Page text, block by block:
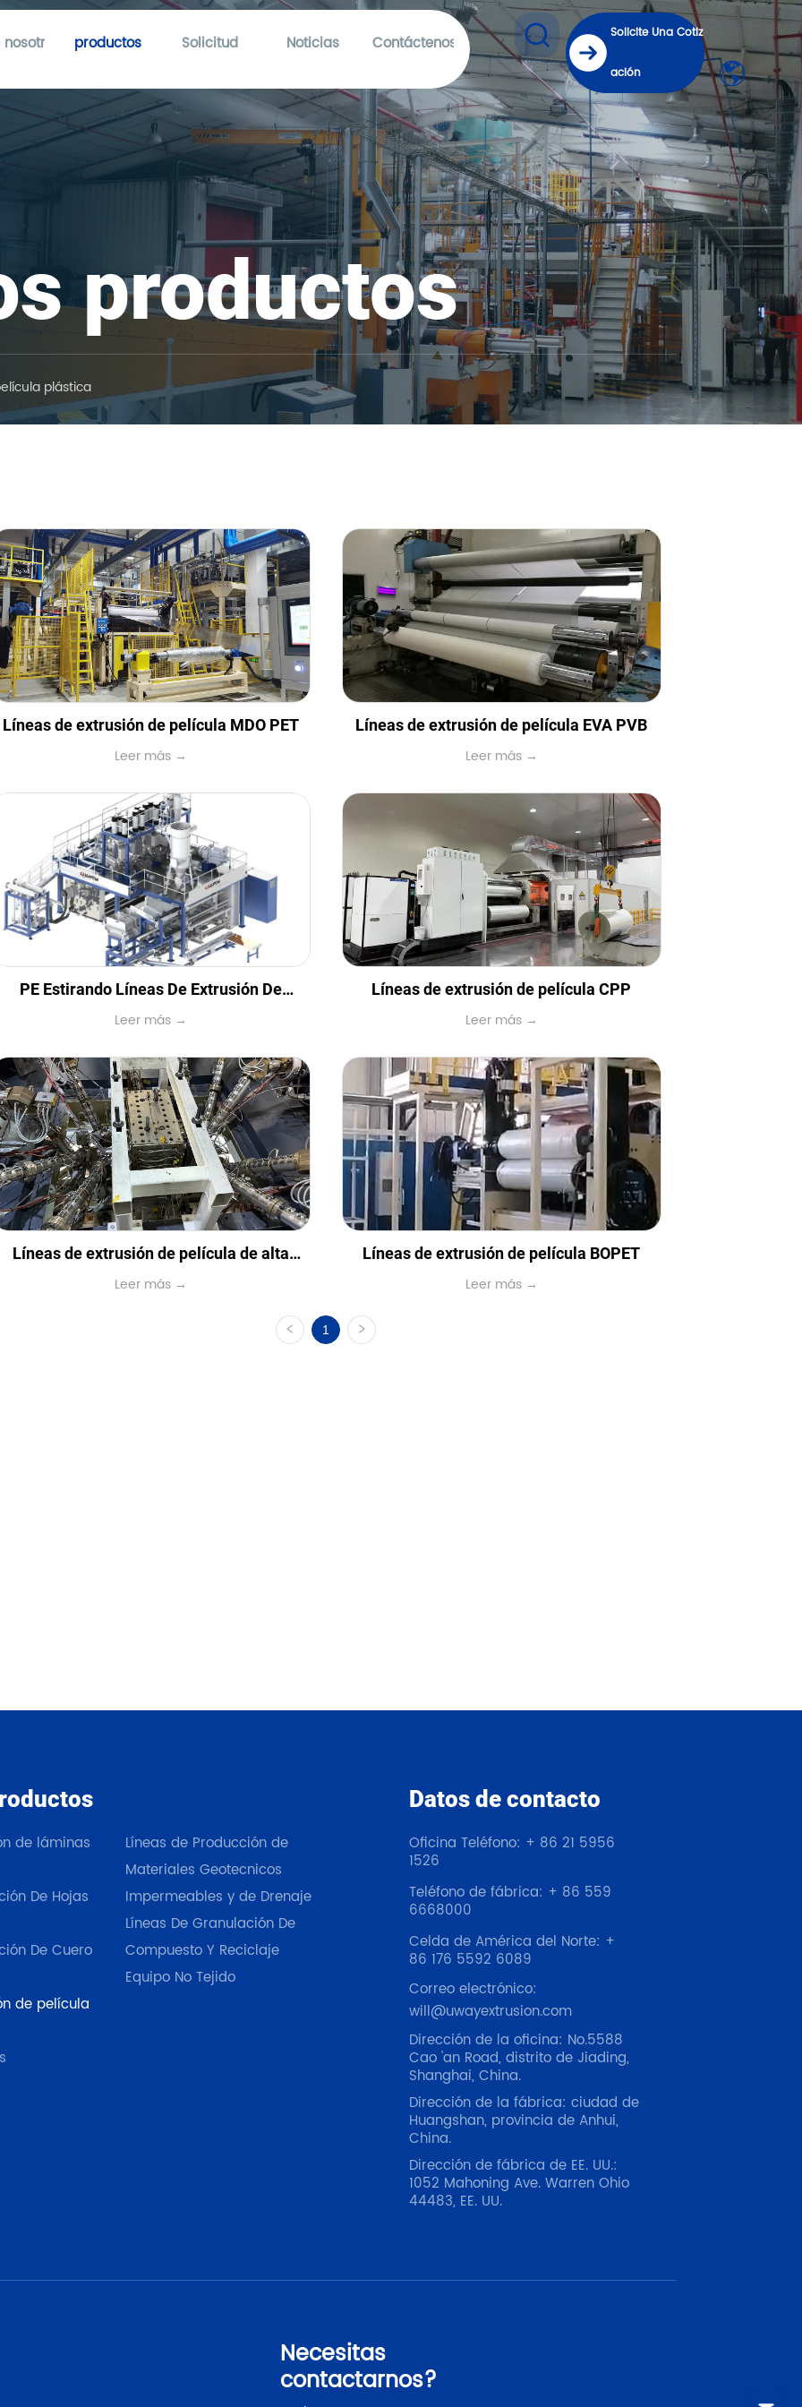
productos Solicitud Noticias Contáctenos Solicite Una Cotiz
ación
productos
plástica
Líneas de extrusión de película MDO PET
Leer más →
Líneas de extrusión de película EVA PVB
Leer más →
PE Estirando Líneas De Extrusión De
Leer más →
Líneas de extrusión de película CPP
Leer más →
Líneas de extrusión de película de alta
Leer más →
Líneas de extrusión de película BOPET
Leer más →
1
de láminas
De Hojas
De Cuero
de película
Líneas de Producción de
Materiales Geotecnicos
Impermeables y de Drenaje
Líneas De Granulación De
Compuesto Y Reciclaje
Equipo No Tejido
Datos de contacto
Oficina Teléfono: + 86 21 5956
1526
Teléfono de fábrica: + 86 559
6668000
Celda de América del Norte: +
86 176 5592 6089
Correo electrónico:
will@uwayextrusion.com
Dirección de la oficina: No.5588
Cao 'an Road, distrito de Jiading,
Shanghai, China.
Dirección de la fábrica: ciudad de
Huangshan, provincia de Anhui,
China.
Dirección de fábrica de EE. UU.:
1052 Mahoning Ave. Warren Ohio
44483, EE. UU.
Necesitas
contactarnos?